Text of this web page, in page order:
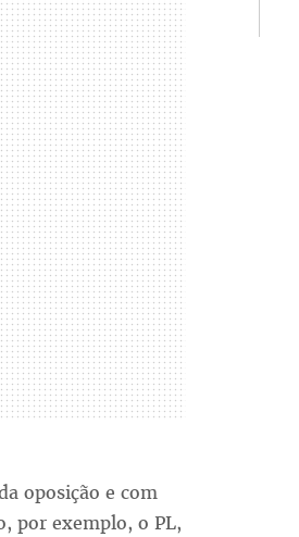
oposição e com
por exemplo, o PL,